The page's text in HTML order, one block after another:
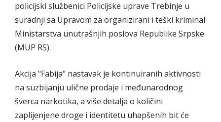
policijski službenici Policijske uprave Trebinje u
suradnji sa Upravom za organizirani i teški kriminal
Ministarstva unutrašnjih poslova Republike Srpske
(MUP RS).
Akcija "Fabija" nastavak je kontinuiranih aktivnosti
na suzbijanju ulične prodaje i međunarodnog
šverca narkotika, a više detalja o količini
zaplijenjene droge i identitetu uhapšenih bit će